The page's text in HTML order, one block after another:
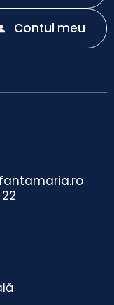
Contul meu